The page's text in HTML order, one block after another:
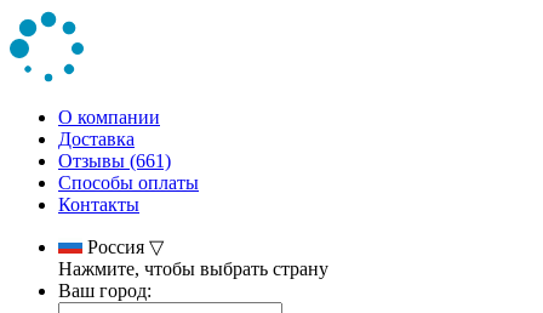
О компании
Доставка
Отзывы (661)
Способы оплаты
Контакты
Россия ▽
Нажмите, чтобы выбрать страну
Ваш город: